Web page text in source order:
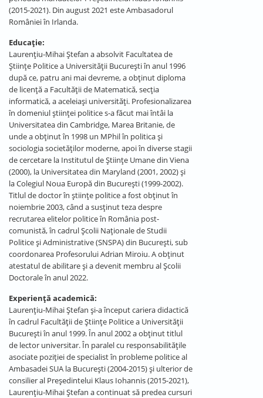
(2015-2021). Din august 2021 este Ambasadorul
României în Irlanda.
Educație:
Laurenţiu-Mihai Ştefan a absolvit Facultatea de
Ştiinţe Politice a Universităţii Bucureşti în anul 1996
după ce, patru ani mai devreme, a obţinut diploma
de licență a Facultăţii de Matematică, secţia
informatică, a aceleiaşi universităţi. Profesionalizarea
în domeniul ştiinţei politice s-a făcut mai întâi la
Universitatea din Cambridge, Marea Britanie, de
unde a obţinut în 1998 un MPhil în politica şi
sociologia societăţilor moderne, apoi în diverse stagii
de cercetare la Institutul de Ştiinţe Umane din Viena
(2000), la Universitatea din Maryland (2001, 2002) şi
la Colegiul Noua Europă din Bucureşti (1999-2002).
Titlul de doctor în știinţe politice a fost obținut în
noiembrie 2003, când a susținut teza despre
recrutarea elitelor politice în România post-
comunistă, în cadrul Şcolii Naţionale de Studii
Politice şi Administrative (SNSPA) din București, sub
coordonarea Profesorului Adrian Miroiu. A obținut
atestatul de abilitare și a devenit membru al Școlii
Doctorale în anul 2022.
Experiență academică:
Laurențiu-Mihai Ștefan și-a început cariera didactică
în cadrul Facultății de Științe Politice a Universității
București în anul 1999. În anul 2002 a obținut titlul
de lector universitar. În paralel cu responsabilitățile
asociate poziției de specialist în probleme politice al
Ambasadei SUA la București (2004-2015) și ulterior de
consilier al Președintelui Klaus Iohannis (2015-2021),
Laurențiu-Mihai Ștefan a continuat să predea cursuri